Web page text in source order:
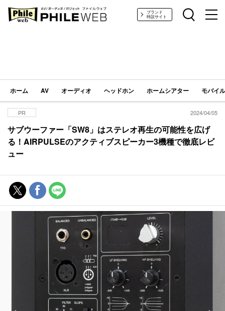
PHILE WEB｜AV/オーディオ/ガジェットブランド
特設サイト
ホーム AV オーディオ ヘッドホン ホームシアター モバイ
PR 2024/04/05
サブウーファー「SW8」はステレオ再生の可能性を広げ
る！AIRPULSEのアクティブスピーカー3機種で徹底レビ
ュー